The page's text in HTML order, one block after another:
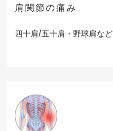
肩関節の痛み
四十肩/五十肩・野球肩など